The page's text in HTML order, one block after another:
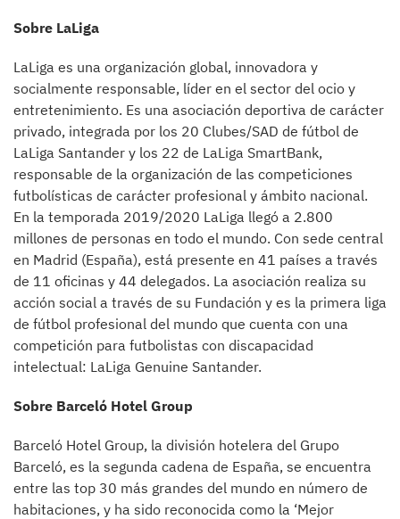
Sobre LaLiga
LaLiga es una organización global, innovadora y
socialmente responsable, líder en el sector del ocio y
entretenimiento. Es una asociación deportiva de carácter
privado, integrada por los 20 Clubes/SAD de fútbol de
LaLiga Santander y los 22 de LaLiga SmartBank,
responsable de la organización de las competiciones
futbolísticas de carácter profesional y ámbito nacional.
En la temporada 2019/2020 LaLiga llegó a 2.800
millones de personas en todo el mundo. Con sede central
en Madrid (España), está presente en 41 países a través
de 11 oficinas y 44 delegados. La asociación realiza su
acción social a través de su Fundación y es la primera liga
de fútbol profesional del mundo que cuenta con una
competición para futbolistas con discapacidad
intelectual: LaLiga Genuine Santander.
Sobre Barceló Hotel Group
Barceló Hotel Group, la división hotelera del Grupo
Barceló, es la segunda cadena de España, se encuentra
entre las top 30 más grandes del mundo en número de
habitaciones, y ha sido reconocida como la ‘Mejor